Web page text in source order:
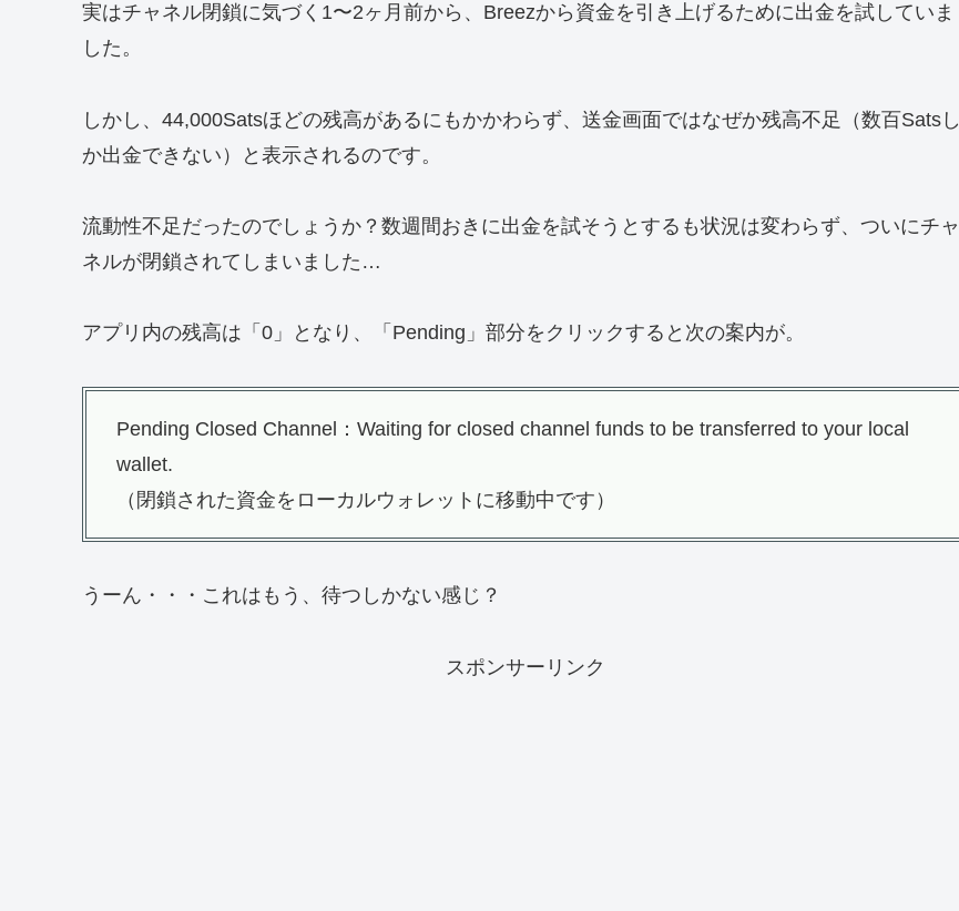
実はチャネル閉鎖に気づく1〜2ヶ月前から、Breezから資金を引き上げるために出金を試していま
した。
しかし、44,000Satsほどの残高があるにもかかわらず、送金画面ではなぜか残高不足（数百Satsし
か出金できない）と表示されるのです。
流動性不足だったのでしょうか？数週間おきに出金を試そうとするも状況は変わらず、ついにチャ
ネルが閉鎖されてしまいました…
アプリ内の残高は「0」となり、「Pending」部分をクリックすると次の案内が。
Pending Closed Channel：Waiting for closed channel funds to be transferred to your local
wallet.
（閉鎖された資金をローカルウォレットに移動中です）
うーん・・・これはもう、待つしかない感じ？
スポンサーリンク